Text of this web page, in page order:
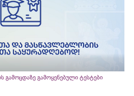
გამოცდაზე გამოყენებული ტესტები